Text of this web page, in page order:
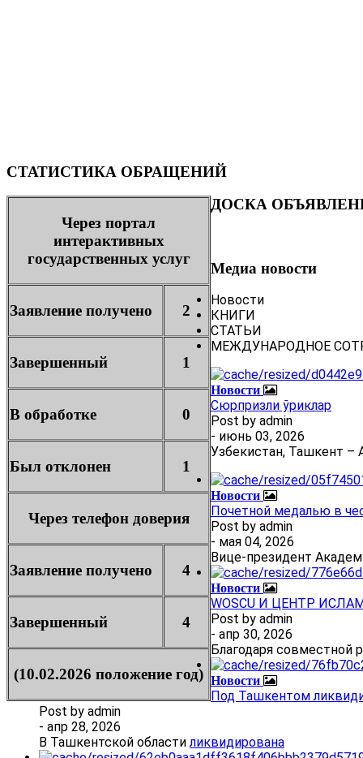
СТАТИСТИКА ОБРАЩЕНИЙ
Через портал
интерактивных
государственных услуг
Заявление получено 2
Завершенный 1
В обработке 0
Был отклонен 1
Через телефон доверия
Заявление получено 4
Завершенный 4
(10.02.2026 положение год)
ДОСКА
Медиа новости
Новости
КНИГИ
СТАТЬИ
МЕЖДУНАРОДНОЕ
Новости
Сюрпризли ўриклар
Post by admin
- июнь 03, 2026
Узбекистан, Ташкент –
Новости
Почетной медалью в
Post by admin
- мая 04, 2026
Вице-президент
Новости
WOSCU И ЦЕНТР
Post by admin
- апр 30, 2026
Благодаря совместной
Новости
Под Ташкентом
Post by admin
- апр 28, 2026
В Ташкентской областиликвидирована